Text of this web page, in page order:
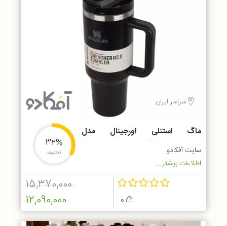
سراسر ایران
ماگ استنلی اورجینال مدل
TUMBLER ظرفیت 1.18 لیتر
سایت آفکادو
اطلاعات بیشتر...
32%
تخفیف
15,370,000
12,090,000